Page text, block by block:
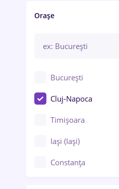
Orașe
București
Cluj-Napoca
Timișoara
Iași (Iași)
Constanța